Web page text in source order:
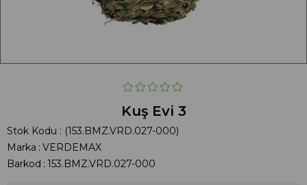
Kuş Evi 3
Stok Kodu
(153.BMZ.VRD.027-000)
Marka : VERDEMAX
Barkod : 153.BMZ.VRD.027-000